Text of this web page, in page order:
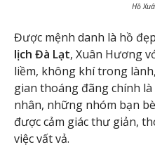
Hồ
Được mệnh danh là hồ
lịch Đà Lạt, Xuân Hương
liềm, không khí trong
gian thoáng đãng chính
nhân, những nhóm bạn
được cảm giác thư giản,
việc vất vả.